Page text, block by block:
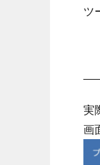
ツ
実
画